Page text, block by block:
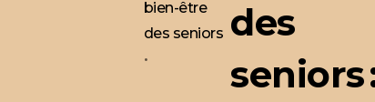
bien-être
des seniors
•
des
seniors